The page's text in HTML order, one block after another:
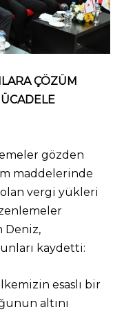
ÇÖZÜM
gözden
maddelerinde
vergi yükleri
Deniz,
kaydetti:
esaslı bir
altını